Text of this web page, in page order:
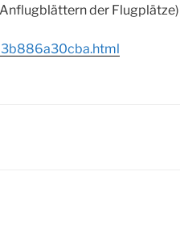
der Flugplätze)